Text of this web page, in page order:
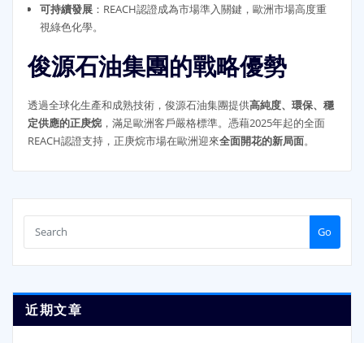
可持續發展：REACH認證成為市場準入關鍵，歐洲市場高度重
視綠色化學。
俊源石油集團的戰略優勢
透過全球化生產和成熟技術，俊源石油集團提供高純度、環保、穩
定供應的正庚烷，滿足歐洲客戶嚴格標準。憑藉2025年起的全面
REACH認證支持，正庚烷市場在歐洲迎來全面開花的新局面。
Go
近期文章